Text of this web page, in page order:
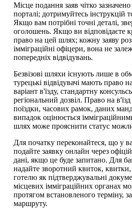
Місце подання заяв чітко
порталі; дотримуйтесь інструкцій
Якщо вам потрібні точні деталі,
оголошень. Якщо ви відповідаєте
право на цей шлях; кожну заяву
імміграційні офіцери, вона не
попередніх відвідувань.
Безвізові шляхи існують лише в
турецькі відвідувачі мають право
варіант в'їзду, стандартну
регіональний дозвіл. Право на
поїздки, часових рамок, даних
випадок оцінюється
шлях може прояснити статус
Для початку переконайтеся, що у
подайте заявку онлайн через
дані, якщо це буде запитано. Для
надайте зворотний квиток,
готелю як підтверджувальні
місцевих імміграційних органах
протягом встановленого терміну,
маршруту.